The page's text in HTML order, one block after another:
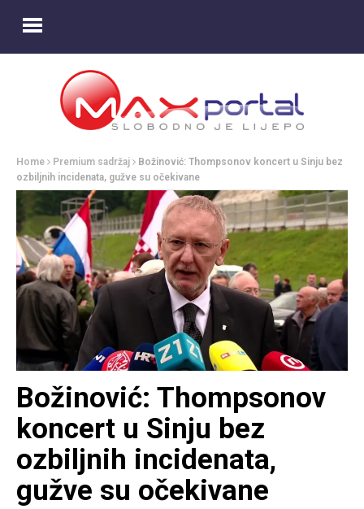
Home Premium sadržaj
Božinović: Thompsonov koncert u Sinju bez
ozbiljnih incidenata, gužve su očekivane
Božinović: Thompsonov
koncert u Sinju bez
ozbiljnih incidenata,
gužve su očekivane